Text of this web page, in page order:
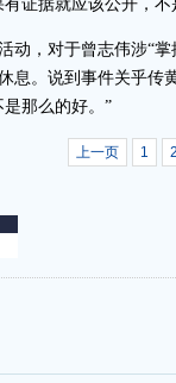
证据就应该公开，
，对于曾志伟涉“掌
息。说到事件关乎传
那么的好。”
上一页 1 2